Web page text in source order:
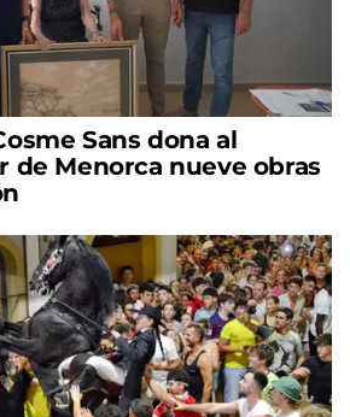
Sans dona al
de Menorca nueve obras